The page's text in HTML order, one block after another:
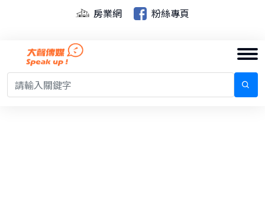
房業網 粉絲專頁